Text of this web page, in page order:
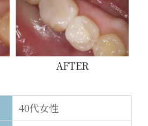
AFTER
40代女性